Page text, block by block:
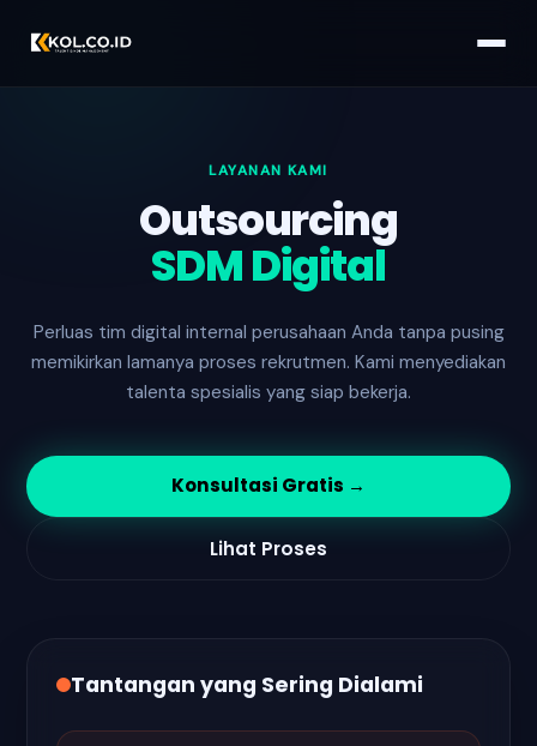
LAYANAN KAMI
Outsourcing
SDM Digital
Perluas tim digital internal perusahaan Anda tanpa pusing
memikirkan lamanya proses rekrutmen. Kami menyediakan
talenta spesialis yang siap bekerja.
Konsultasi Gratis →
Lihat Proses
Tantangan yang Sering Dialami